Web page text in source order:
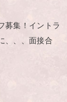
募集！イントラ
、、、面接合